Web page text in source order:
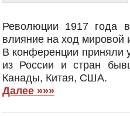
Революции 1917 года
влияние на ход мировой
В конференции приняли
из России и стран
Канады, Китая, США.
Далее »»»